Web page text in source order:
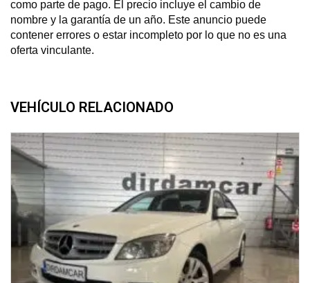
como parte de pago. El precio incluye el cambio de
nombre y la garantía de un año. Este anuncio puede
contener errores o estar incompleto por lo que no es una
oferta vinculante.
VEHÍCULO RELACIONADO